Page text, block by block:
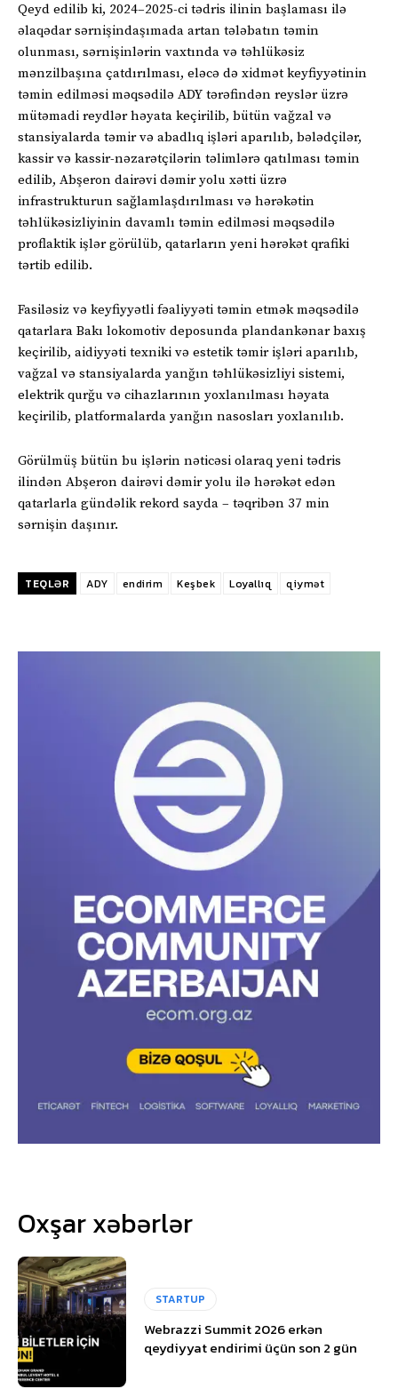
Qeyd edilib ki, 2024–2025-ci tədris ilinin başlaması ilə
əlaqədar sərnişindaşımada artan tələbatın təmin
olunması, sərnişinlərin vaxtında və təhlükəsiz
mənzilbaşına çatdırılması, eləcə də xidmət keyfiyyətinin
təmin edilməsi məqsədilə ADY tərəfindən reyslər üzrə
mütəmadi reydlər həyata keçirilib, bütün vağzal və
stansiyalarda təmir və abadlıq işləri aparılıb, bələdçilər,
kassir və kassir-nəzarətçilərin təlimlərə qatılması təmin
edilib, Abşeron dairəvi dəmir yolu xətti üzrə
infrastrukturun sağlamlaşdırılması və hərəkətin
təhlükəsizliyinin davamlı təmin edilməsi məqsədilə
proflaktik işlər görülüb, qatarların yeni hərəkət qrafiki
tərtib edilib.
Fasiləsiz və keyfiyyətli fəaliyyəti təmin etmək məqsədilə
qatarlara Bakı lokomotiv deposunda plandankənar baxış
keçirilib, aidiyyəti texniki və estetik təmir işləri aparılıb,
vağzal və stansiyalarda yanğın təhlükəsizliyi sistemi,
elektrik qurğu və cihazlarının yoxlanılması həyata
keçirilib, platformalarda yanğın nasosları yoxlanılıb.
Görülmüş bütün bu işlərin nəticəsi olaraq yeni tədris
ilindən Abşeron dairəvi dəmir yolu ilə hərəkət edən
qatarlarla gündəlik rekord sayda – təqribən 37 min
sərnişin daşınır.
TEQLƏR ADY endirim Keşbek Loyallıq qiymət
Oxşar xəbərlər
STARTUP
Webrazzi Summit 2026 erkən
qeydiyyat endirimi üçün son 2 gün